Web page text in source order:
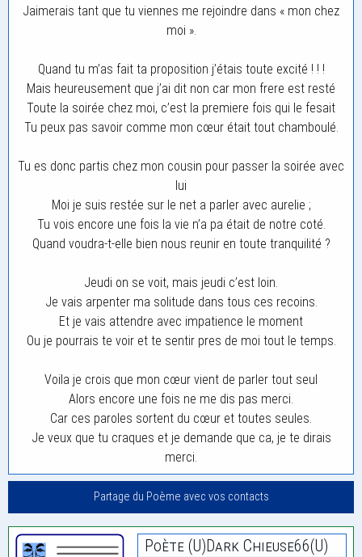
Jaimerais tant que tu viennes me rejoindre dans « mon chez
moi ».
Quand tu m’as fait ta proposition j’étais toute excité ! ! !
Mais heureusement que j’ai dit non car mon frere est resté
Toute la soirée chez moi, c’est la premiere fois qui le fesait
Tu peux pas savoir comme mon cœur était tout chamboulé.
Tu es donc partis chez mon cousin pour passer la soirée avec
lui
Moi je suis restée sur le net a parler avec aurelie ;
Tu vois encore une fois la vie n’a pa était de notre coté.
Quand voudra-t-elle bien nous reunir en toute tranquilité ?
Jeudi on se voit, mais jeudi c’est loin.
Je vais arpenter ma solitude dans tous ces recoins.
Et je vais attendre avec impatience le moment
Ou je pourrais te voir et te sentir pres de moi tout le temps.
Voila je crois que mon cœur vient de parler tout seul
Alors encore une fois ne me dis pas merci.
Car ces paroles sortent du cœur et toutes seules.
Je veux que tu craques et je demande que ca, je te dirais
merci.
Partage du Poème avec vos contacts
Poète (U)Dark Chieuse66(U)